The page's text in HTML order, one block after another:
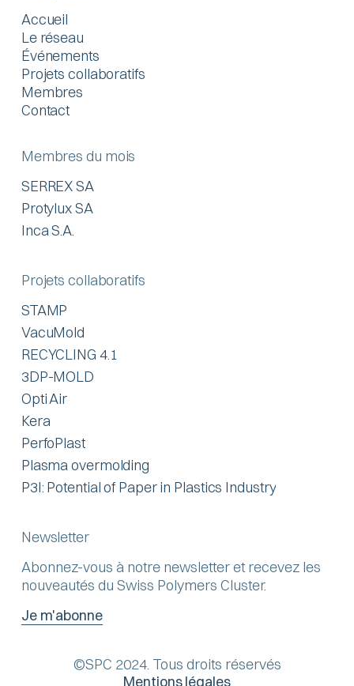
Accueil
Le réseau
Événements
Projets collaboratifs
Membres
Contact
Membres du mois
SERREX SA
Protylux SA
Inca S.A.
Projets collaboratifs
STAMP
VacuMold
RECYCLING 4.1
3DP-MOLD
Opti Air
Kera
PerfoPlast
Plasma overmolding
P3I: Potential of Paper in Plastics Industry
Newsletter
Abonnez-vous à notre newsletter et recevez les
nouveautés du Swiss Polymers Cluster.
Je m'abonne
©SPC 2024. Tous droits réservés
Mentions légales